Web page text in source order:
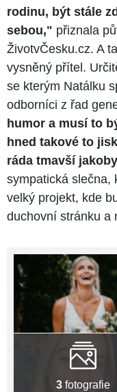
rodinu, být stále
sebou," přiznala
ŽivotvČesku.cz. A
vysněný přítel.
se kterým Natálku
odborníci z řad
humor a musí to
hned takové to
ráda tmavší
sympatická slečna,
velký projekt, kde
duchovní stránku a
3 fotografie